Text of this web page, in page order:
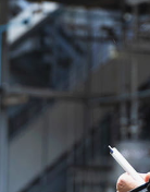
事業紹介
プラントエンジニアリ
プラントエンジニアリ
産業機械事業
資源環境コンサルテ